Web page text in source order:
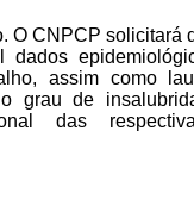
O CNPCP solicitará
dados
assim como
grau de
das